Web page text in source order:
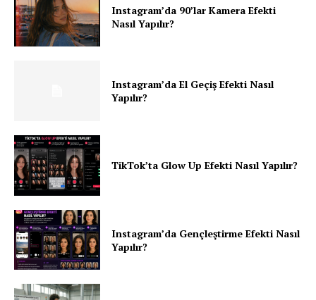
Instagram’da 90’lar Kamera Efekti
Nasıl Yapılır?
Instagram’da El Geçiş Efekti Nasıl
Yapılır?
TikTok’ta Glow Up Efekti Nasıl Yapılır?
Instagram’da Gençleştirme Efekti Nasıl
Yapılır?